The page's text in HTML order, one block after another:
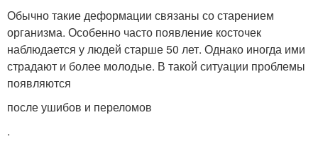
Обычно такие деформации связаны со старением
организма. Особенно часто появление косточек
наблюдается у людей старше 50 лет. Однако иногда ими
страдают и более молодые. В такой ситуации проблемы
появляются
после ушибов и переломов
.